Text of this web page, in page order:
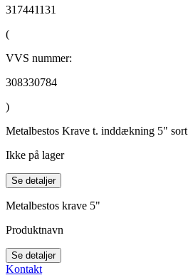
317441131
(
VVS nummer:
308330784
)
Metalbestos Krave t. inddækning 5" sort
Ikke på lager
Se detaljer
Metalbestos krave 5"
Produktnavn
Se detaljer
Kontakt